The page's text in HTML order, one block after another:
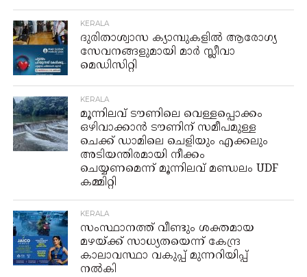
KERALA
ദുരിതാശ്വാസ ക്യാമ്പുകളിൽ ആരോഗ്യ
സേവനങ്ങളുമായി മാർ സ്ലീവാ
മെഡിസിറ്റി
KERALA
മൂന്നിലവ് ടൗണിലെ വെള്ളപ്പൊക്കം
ഒഴിവാക്കാൻ ടൗണിന് സമീപമുള്ള
ചെക്ക് ഡാമിലെ ചെളിയും എക്കലും
അടിയന്തിരമായി നീക്കം
ചെയ്യണമെന്ന് മൂന്നിലവ് മണ്ഡലം UDF
കമ്മിറ്റി
KERALA
സംസ്ഥാനത്ത് വീണ്ടും ശക്തമായ
മഴയ്ക്ക് സാധ്യതയെന്ന് കേന്ദ്ര
കാലാവസ്ഥാ വകുപ്പ് മുന്നറിയിപ്പ്
നല്‍കി